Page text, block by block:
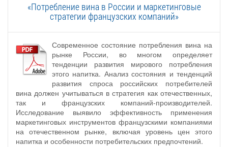
«Потребление вина в России и маркетинговые
стратегии французских компаний»
Современное состояние потребления вина на
рынке России, во многом определяет
тенденции развития мирового потребления
этого напитка. Анализ состояния и тенденций
развития спроса российских потребителей
вина должен учитываться в стратегия как отечественных,
так и французских компаний-производителей.
Исследование выявило эффективность применения
маркетинговых инструментов французскими компаниями
на отечественном рынке, включая уровень цен этого
напитка и особенности потребительских предпочтений.